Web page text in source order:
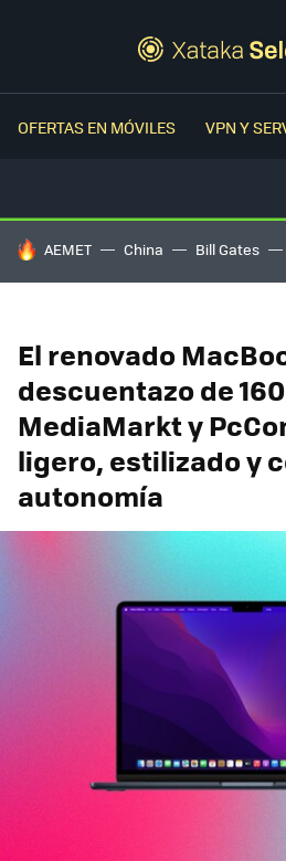
OFERTAS EN MÓVILES VPN Y
HOY SE HABLA DE
AEMET China Bill Gates
El renovado
descuentazo de
MediaMarkt y
ligero, estilizado y
autonomía